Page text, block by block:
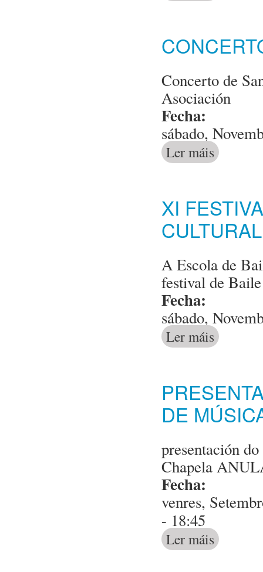
Concerto de
Asociación
Fecha:
sábado,
Ler máis acerca de
XI
A Escola de
festival de Baile
Fecha:
sábado,
Ler máis acerca de XI
DE
presentación
Chapela
Fecha:
venres,
- 18:45
Ler máis acerca de